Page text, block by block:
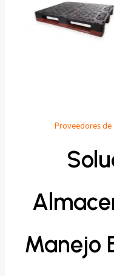
Proveedores de
Manejo